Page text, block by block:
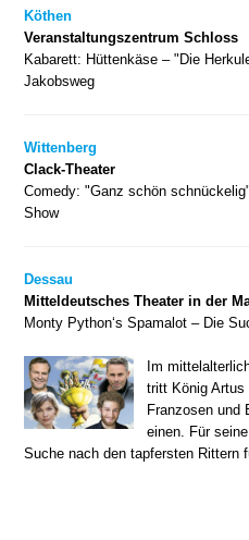
Köthen
Veranstaltungszentrum Schloss
Kabarett: Hüttenkäse – "Die
Jakobsweg
Wittenberg
Clack-Theater
Comedy: "Ganz schön
Show
Dessau
Mitteldeutsches Theater in der
Monty Python‘s Spamalot – Die
Im
tritt König Artus
Franzosen und
einen. Für
Suche nach den tapfersten Rittern